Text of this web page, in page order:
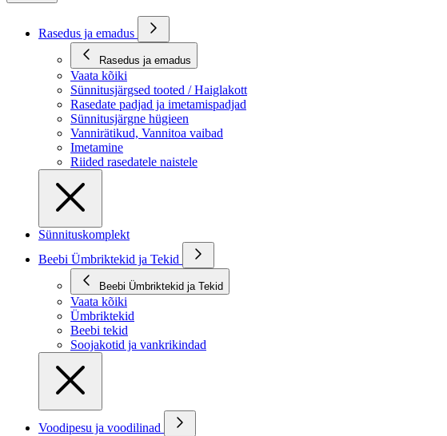
Rasedus ja emadus
Rasedus ja emadus
Vaata kõiki
Sünnitusjärgsed tooted / Haiglakott
Rasedate padjad ja imetamispadjad
Sünnitusjärgne hügieen
Vannirätikud, Vannitoa vaibad
Imetamine
Riided rasedatele naistele
Sünnituskomplekt
Beebi Ümbriktekid ja Tekid
Beebi Ümbriktekid ja Tekid
Vaata kõiki
Ümbriktekid
Beebi tekid
Soojakotid ja vankrikindad
Voodipesu ja voodilinad